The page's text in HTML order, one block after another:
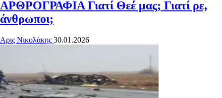
ΑΡΘΡΟΓΡΑΦΙΑΓιατί Θεέ μας; Γιατί ρε,
άνθρωποι;
Αρις Νικολάκης 30.01.2026